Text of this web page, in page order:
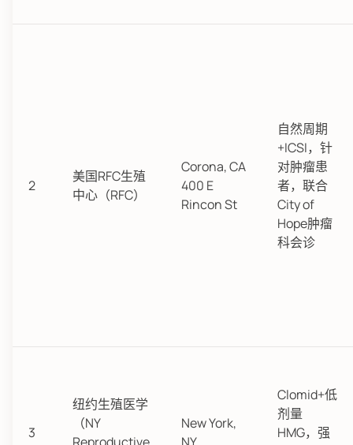
2
美国RFC生殖
中心（RFC）
Corona, CA
400 E
Rincon St
自然周期
+ICSI，针
对肿瘤患
者，联合
City of
Hope肿瘤
科会诊
3
纽约生殖医学
（NY
New York,
Clomid+低
剂量
HMG，强